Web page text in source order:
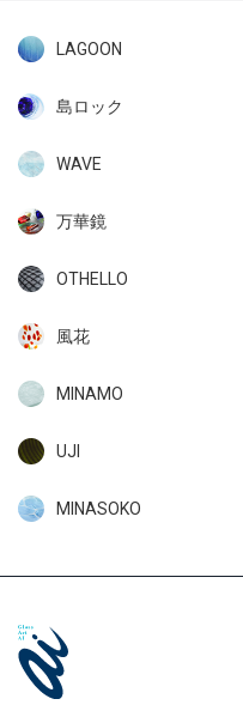
LAGOON
島ロック
WAVE
万華鏡
OTHELLO
風花
MINAMO
UJI
MINASOKO